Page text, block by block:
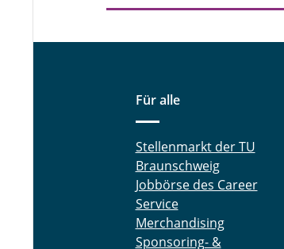
Für alle
Stellenmarkt der TU
Braunschweig
Jobbörse des Career
Service
Merchandising
Sponsoring- &